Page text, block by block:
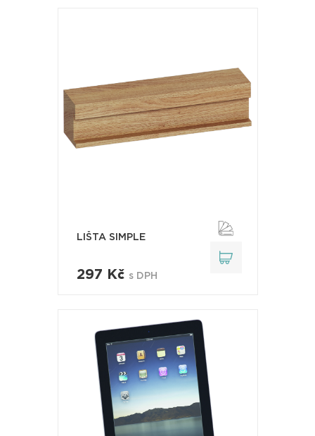
LIŠTA SIMPLE
297 Kč s DPH